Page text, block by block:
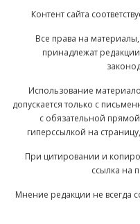
Контент сайта
Все права на
принадлежат
Использование
допускается только с
с обязательной
гиперссылкой на
При цитировании и
ссылка на
Мнение редакции не всегда